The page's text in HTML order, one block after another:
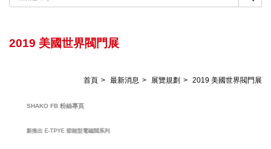
2019 美國世界閥門展
首頁 最新消息 展覽規劃 2019 美國世界閥門展
SHAKO FB 粉絲專頁
新推出 E-TPYE 節能型電磁閥系列